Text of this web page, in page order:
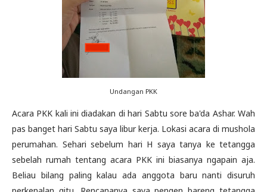
Undangan PKK
Acara PKK kali ini diadakan di hari Sabtu sore ba'da Ashar. Wah
pas banget hari Sabtu saya libur kerja. Lokasi acara di mushola
perumahan. Sehari sebelum hari H saya tanya ke tetangga
sebelah rumah tentang acara PKK ini biasanya ngapain aja.
Beliau bilang paling kalau ada anggota baru nanti disuruh